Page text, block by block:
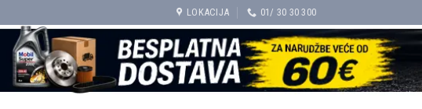
LOKACIJA 01/ 30 30 300